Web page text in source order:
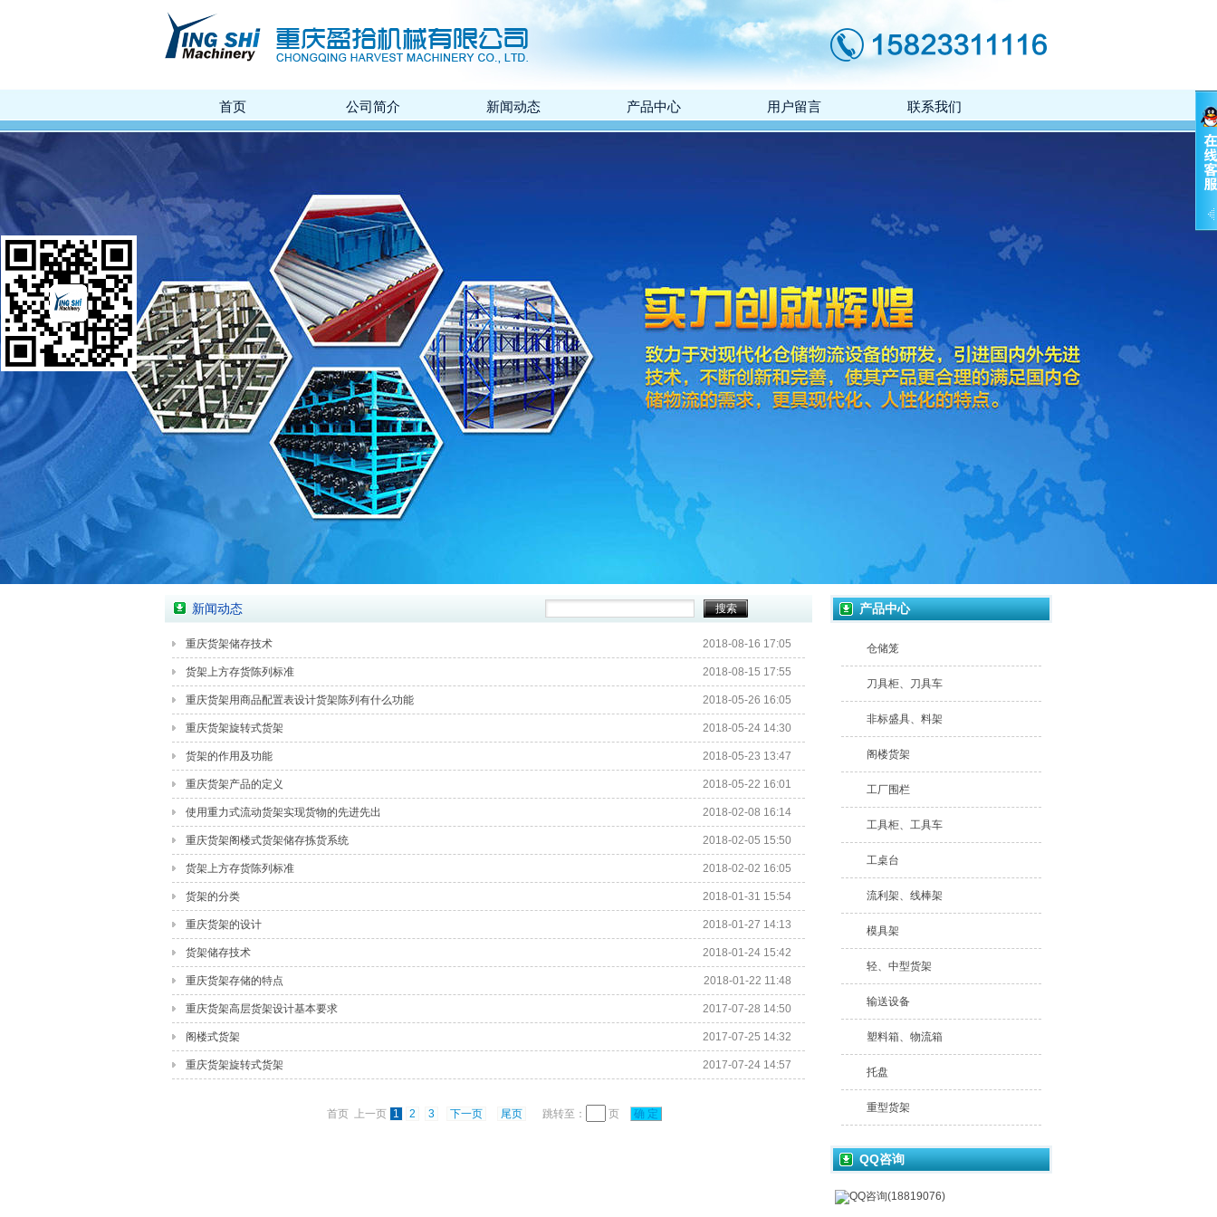
首页 公司简介 新闻动态 产品中心 用户留言 联系我们
新闻动态
重庆货架储存技术 2018-08-16 17:05
货架上方存货陈列标准 2018-08-15 17:55
重庆货架用商品配置表设计货架陈列有什么功能 2018-05-26 16:05
重庆货架旋转式货架 2018-05-24 14:30
货架的作用及功能 2018-05-23 13:47
重庆货架产品的定义 2018-05-22 16:01
使用重力式流动货架实现货物的先进先出 2018-02-08 16:14
重庆货架阁楼式货架储存拣货系统 2018-02-05 15:50
货架上方存货陈列标准 2018-02-02 16:05
货架的分类 2018-01-31 15:54
重庆货架的设计 2018-01-27 14:13
货架储存技术 2018-01-24 15:42
重庆货架存储的特点 2018-01-22 11:48
重庆货架高层货架设计基本要求 2017-07-28 14:50
阁楼式货架 2017-07-25 14:32
重庆货架旋转式货架 2017-07-24 14:57
首页 上一页 1 2 3 下一页 尾页 跳转至： 页 确 定
产品中心
仓储笼
刀具柜、刀具车
非标盛具、料架
阁楼货架
工厂围栏
工具柜、工具车
工桌台
流利架、线棒架
模具架
轻、中型货架
输送设备
塑料箱、物流箱
托盘
重型货架
QQ咨询
QQ咨询(18819076)